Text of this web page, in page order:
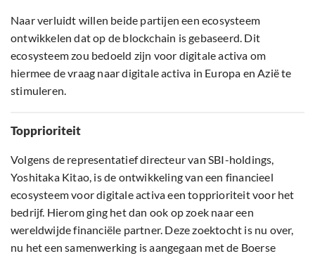
Naar verluidt willen beide partijen een ecosysteem
ontwikkelen dat op de blockchain is gebaseerd. Dit
ecosysteem zou bedoeld zijn voor digitale activa om
hiermee de vraag naar digitale activa in Europa en Azië te
stimuleren.
Topprioriteit
Volgens de representatief directeur van SBI-holdings,
Yoshitaka Kitao, is de ontwikkeling van een financieel
ecosysteem voor digitale activa een topprioriteit voor het
bedrijf. Hierom ging het dan ook op zoek naar een
wereldwijde financiële partner. Deze zoektocht is nu over,
nu het een samenwerking is aangegaan met de Boerse